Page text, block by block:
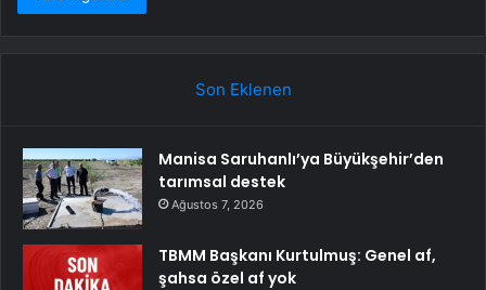
Son Eklenen
Manisa Saruhanlı’ya Büyükşehir’den
tarımsal destek
Ağustos 7, 2026
TBMM Başkanı Kurtulmuş: Genel af,
şahsa özel af yok